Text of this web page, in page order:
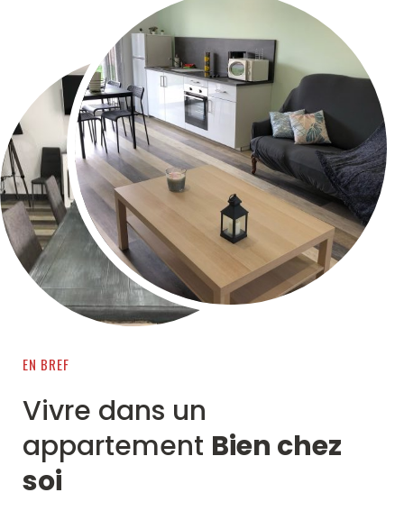
EN BREF
Vivre dans un
appartement Bien chez
soi